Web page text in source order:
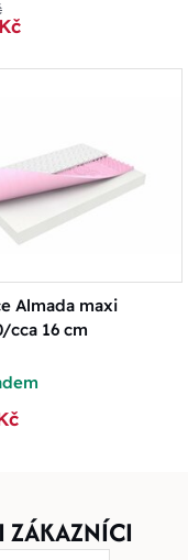
Almada maxi
cca 16 cm
ZÁKAZNÍCI